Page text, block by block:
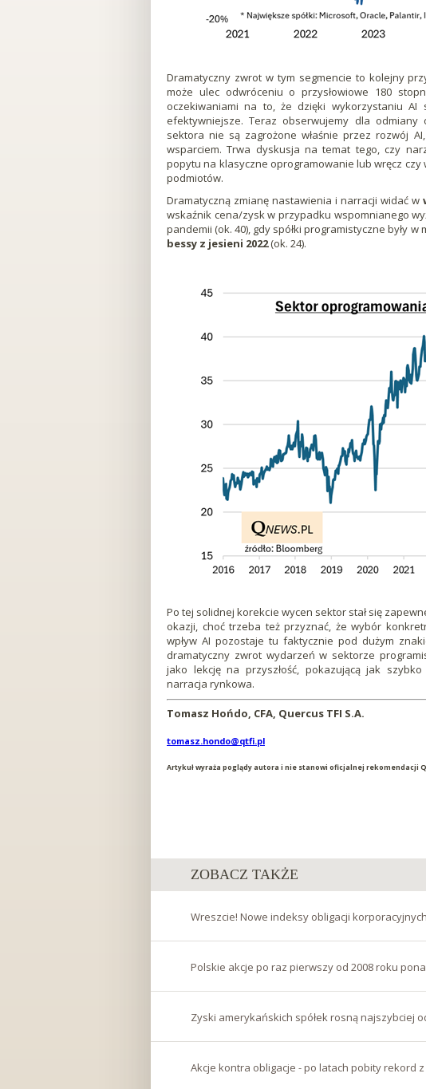
Dramatyczny zwrot w tym segmencie to kolejny
może ulec odwróceniu o przysłowiowe 180
oczekiwaniami na to, że dzięki wykorzystaniu AI
efektywniejsze. Teraz obserwujemy dla
sektora nie są zagrożone właśnie przez rozwój
wsparciem. Trwa dyskusja na temat tego, czy
popytu na klasyczne oprogramowanie lub wręcz
podmiotów.
Dramatyczną zmianę nastawienia i narracji widać w
wskaźnik cena/zysk w przypadku wspomnianego
pandemii (ok. 40), gdy spółki programistyczne były
bessy z jesieni 2022(ok. 24).
Po tej solidnej korekcie wycen sektor stał się
okazji, choć trzeba też przyznać, że wybór
wpływ AI pozostaje tu faktycznie pod dużym
dramatyczny zwrot wydarzeń w sektorze
jako lekcję na przyszłość, pokazującą jak
narracja rynkowa.
Tomasz Hońdo, CFA, Quercus TFI S.A.
tomasz.hondo@qtfi.pl
Artykuł wyraża poglądy autora i nie stanowi oficjalnej rekomendacji
ZOBACZ TAKŻE
Wreszcie! Nowe indeksy obligacji korporacyjnych
Polskie akcje po raz pierwszy od 2008 roku
Zyski amerykańskich spółek rosną najszybciej
Akcje kontra obligacje - po latach pobity rekord z